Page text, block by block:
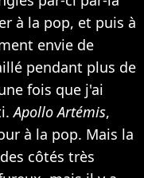
à la pop, et puis à
envie de
pendant plus de
fois que j'ai
Apollo Artémis,
à la pop. Mais la
côtés très